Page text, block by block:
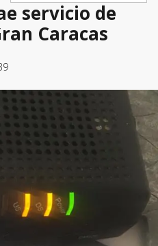
servicio de
Caracas